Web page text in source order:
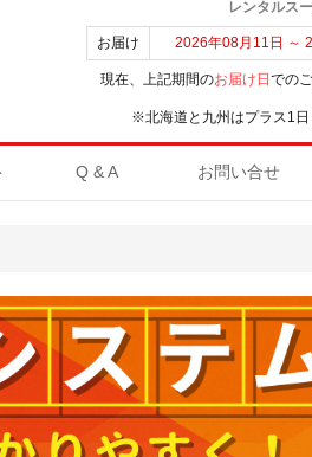
レンタルス
お届け 2026年08月11日 ～
現在、上記期間のお届け日 での
※北海道と九州はプラス1日
Q & A お問い合せ